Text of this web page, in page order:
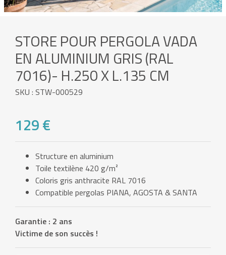
STORE POUR PERGOLA VADA
EN ALUMINIUM GRIS (RAL
7016)- H.250 X L.135 CM
SKU : STW-000529
129 €
Structure en aluminium
Toile textilène 420 g/m²
Coloris gris anthracite RAL 7016
Compatible pergolas PIANA, AGOSTA & SANTA
Garantie : 2 ans
Victime de son succès !